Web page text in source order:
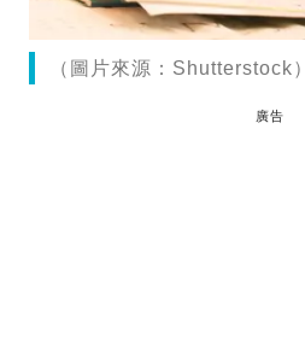
（圖片來源：Shutterstock）
廣告